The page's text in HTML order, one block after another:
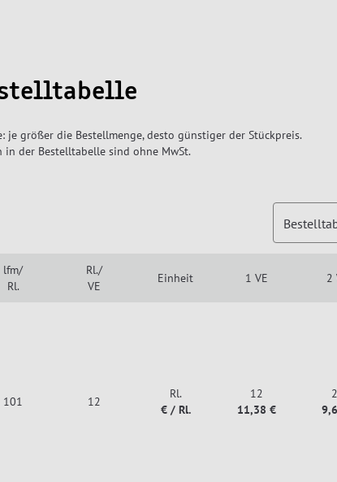
je größer die Bestellmenge, desto günstiger der Stückpreis.
in der Bestelltabelle sind ohne MwSt.
lfm/
Rl.
Rl./
VE
Einheit 1 VE 2
101 12
Rl.
€ / Rl.
12
11,38 €